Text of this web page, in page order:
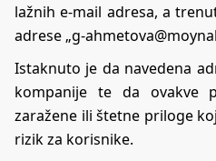
lažnih e-mail adresa, a
adrese „g-
Istaknuto je da navedena
kompanije te da ovakve
zaražene ili štetne priloge
rizik za korisnike.